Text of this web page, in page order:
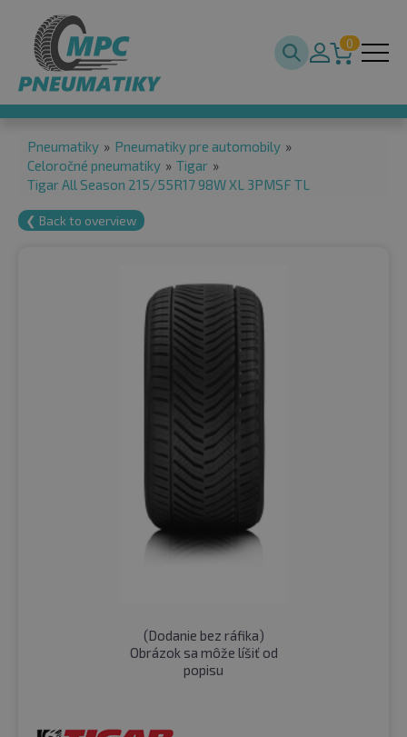
0
Pneumatiky » Pneumatiky pre automobily »
Celoročné pneumatiky » Tigar »
Tigar All Season 215/55R17 98W XL 3PMSF TL
❮ Back to overview
(Dodanie bez ráfika)
Obrázok sa môže líšiť od
popisu